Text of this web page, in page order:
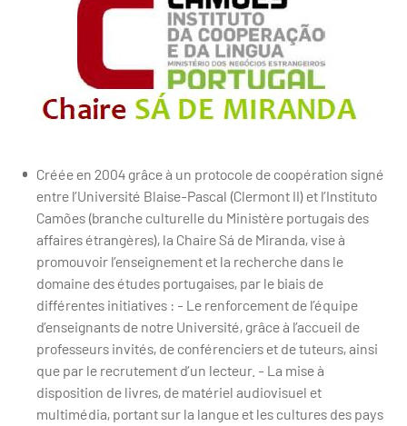
Créée en 2004 grâce à un protocole de coopération signé
entre l’Université Blaise-Pascal (Clermont II) et l’Instituto
Camões (branche culturelle du Ministère portugais des
affaires étrangères), la Chaire Sá de Miranda, vise à
promouvoir l’enseignement et la recherche dans le
domaine des études portugaises, par le biais de
différentes initiatives : - Le renforcement de l’équipe
d’enseignants de notre Université, grâce à l’accueil de
professeurs invités, de conférenciers et de tuteurs, ainsi
que par le recrutement d’un lecteur. - La mise à
disposition de livres, de matériel audiovisuel et
multimédia, portant sur la langue et les cultures des pays